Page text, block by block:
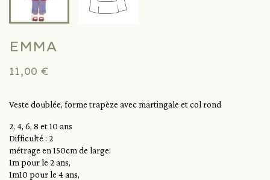
EMMA
11,00 €
Veste doublée, forme trapèze avec martingale et col rond
2, 4, 6, 8 et 10 ans
Difficulté : 2
métrage en 150cm de large:
1m pour le 2 ans,
1m10 pour le 4 ans,